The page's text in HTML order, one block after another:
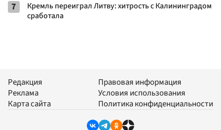
7
Кремль переиграл Литву: хитрость с Калининградом
сработала
Редакция
Реклама
Карта сайта
Правовая информация
Условия использования
Политика конфиденциальности